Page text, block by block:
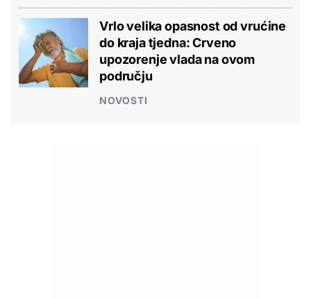
Vrlo velika opasnost od vrućine
do kraja tjedna: Crveno
upozorenje vlada na ovom
području
NOVOSTI